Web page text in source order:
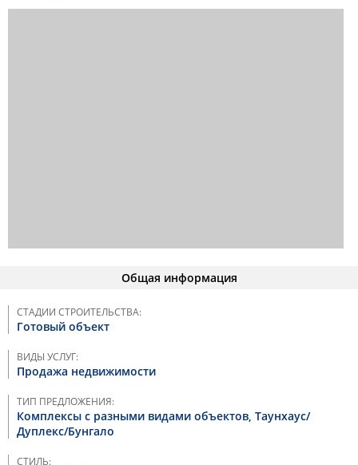
Общая информация
СТАДИИ СТРОИТЕЛЬСТВА:
Готовый объект
ВИДЫ УСЛУГ:
Продажа недвижимости
ТИП ПРЕДЛОЖЕНИЯ:
Комплексы с разными видами объектов, Taунхаус/
Дуплекс/Бунгало
СТИЛЬ: